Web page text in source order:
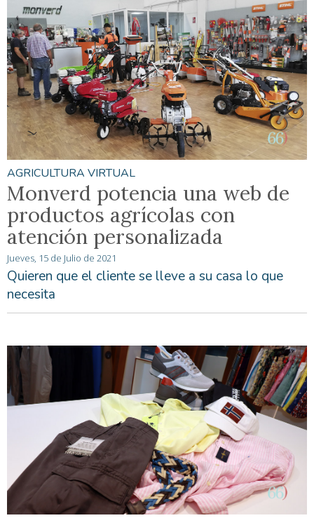
AGRICULTURA VIRTUAL
Monverd potencia una web de
productos agrícolas con
atención personalizada
Jueves, 15 de Julio de 2021
Quieren que el cliente se lleve a su casa lo que
necesita